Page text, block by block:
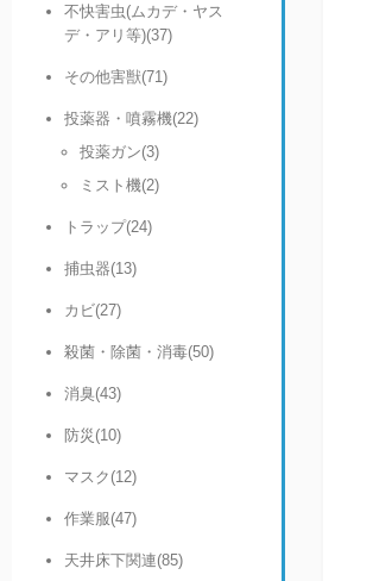
不快害虫(ムカデ・ヤス
デ・アリ等)(37)
その他害獣(71)
投薬器・噴霧機(22)
投薬ガン(3)
ミスト機(2)
トラップ(24)
捕虫器(13)
カビ(27)
殺菌・除菌・消毒(50)
消臭(43)
防災(10)
マスク(12)
作業服(47)
天井床下関連(85)